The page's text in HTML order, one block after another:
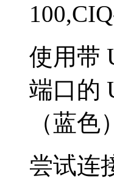
使用带
端口的
（蓝
尝试连